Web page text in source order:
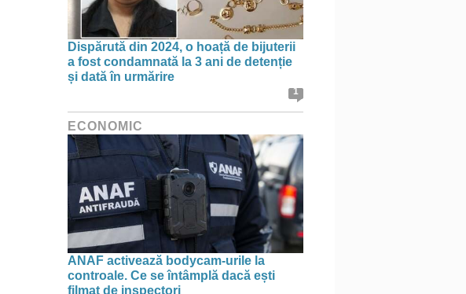
Dispărută din 2024, o hoață de bijuterii
a fost condamnată la 3 ani de detenție
și dată în urmărire
1
ECONOMIC
ANAF activează bodycam-urile la
controale. Ce se întâmplă dacă ești
filmat de inspectori